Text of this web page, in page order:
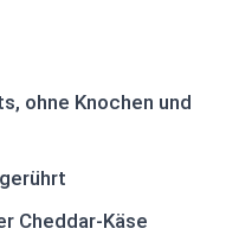
ohne Knochen und
Cheddar-Käse